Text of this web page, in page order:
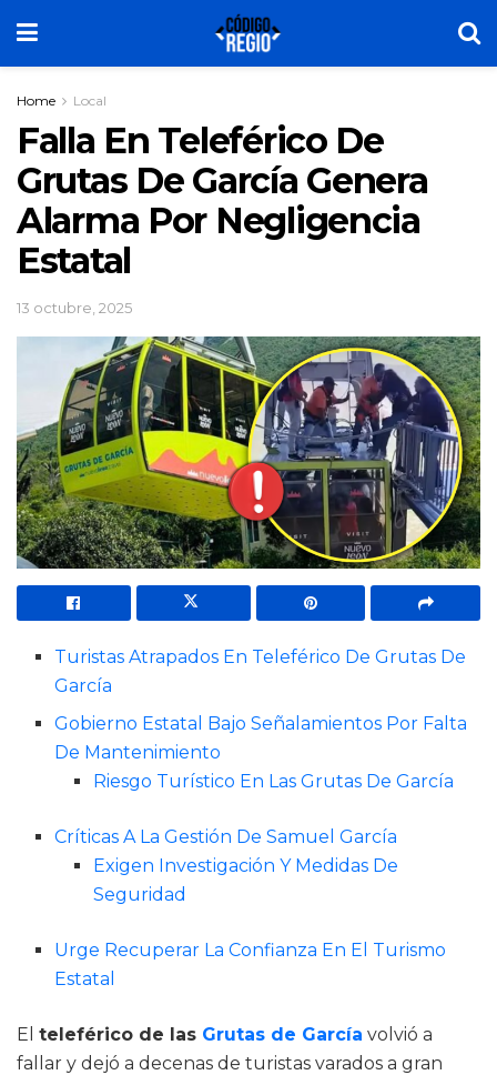
Home Local
Falla En Teleférico De
Grutas De García Genera
Alarma Por Negligencia
Estatal
13 octubre, 2025
Turistas Atrapados En Teleférico De Grutas De
García
Gobierno Estatal Bajo Señalamientos Por Falta
De Mantenimiento
Riesgo Turístico En Las Grutas De García
Críticas A La Gestión De Samuel García
Exigen Investigación Y Medidas De
Seguridad
Urge Recuperar La Confianza En El Turismo
Estatal
El teleférico de las Grutas de García volvió a
fallar y dejó a decenas de turistas varados a gran